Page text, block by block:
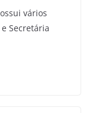
vários
Secretária